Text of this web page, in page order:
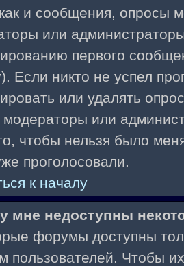
и сообщения, опросы
или
первого
Если никто не успел
или удалять
модераторы или
чтобы нельзя было
проголосовали.
к началу
мне недоступны
форумы доступны
пользователей. Чтобы